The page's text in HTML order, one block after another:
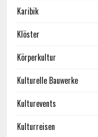
Karibik
Klöster
Körperkultur
Kulturelle Bauwerke
Kulturevents
Kulturreisen